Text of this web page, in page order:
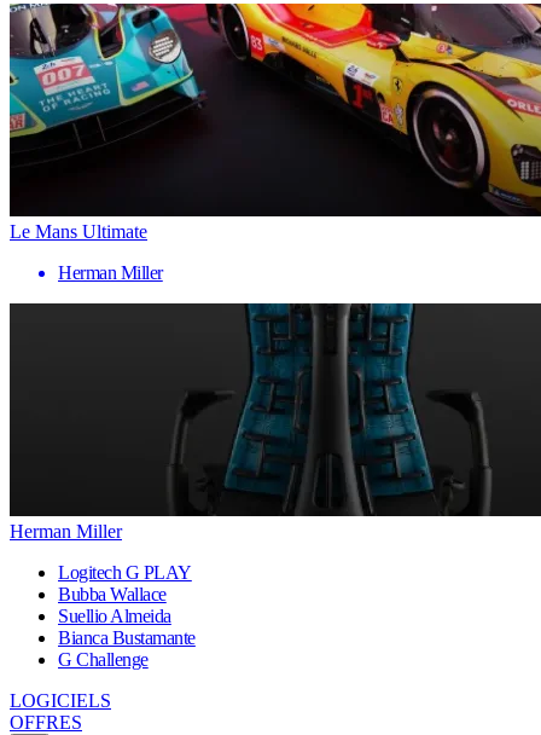
Le Mans Ultimate
Herman Miller
Herman Miller
Logitech G PLAY
Bubba Wallace
Suellio Almeida
Bianca Bustamante
G Challenge
LOGICIELS
OFFRES